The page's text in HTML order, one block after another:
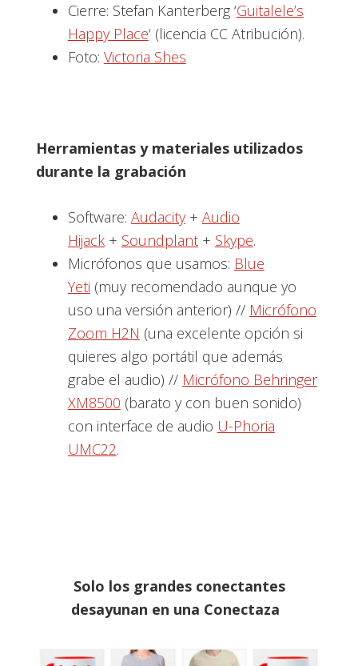
Cierre: Stefan Kanterberg ‘Guitalele’s
Happy Place‘ (licencia CC Atribución).
Foto: Victoria Shes
Herramientas y materiales utilizados
durante la grabación
Software: Audacity+ Audio
Hijack+ Soundplant+ Skype.
Micrófonos que usamos: Blue
Yeti (muy recomendado aunque yo
uso una versión anterior) // Micrófono
Zoom H2N (una excelente opción si
quieres algo portátil que además
grabe el audio) // Micrófono Behringer
XM8500 (barato y con buen sonido)
con interface de audio U-Phoria
UMC22.
Solo los grandes conectantes
desayunan en una Conectaza